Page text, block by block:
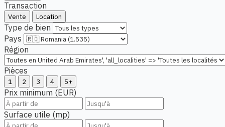
Transaction
Vente Location
Type de bien
Pays
Région
Pièces
1 2 3 4 5+
Prix minimum (EUR)
Surface utile (mp)